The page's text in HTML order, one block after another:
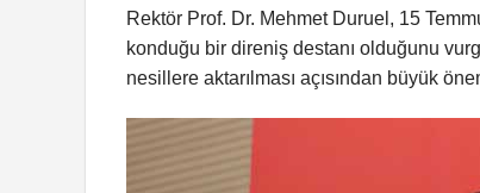
Rektör Prof. Dr. Mehmet Duruel, 15
konduğu bir direniş destanı olduğunu
nesillere aktarılması açısından büyük